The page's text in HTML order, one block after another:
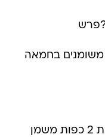
1. להכנת המלית: מחממים במחבת 2 כפות משמן